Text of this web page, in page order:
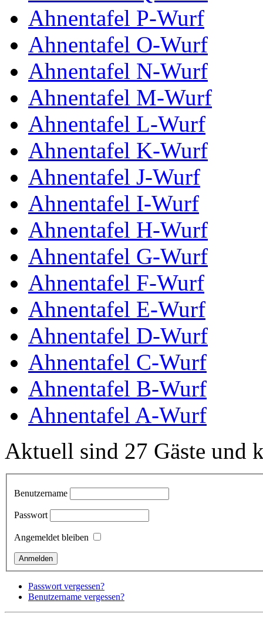
Ahnentafel P-Wurf
Ahnentafel O-Wurf
Ahnentafel N-Wurf
Ahnentafel M-Wurf
Ahnentafel L-Wurf
Ahnentafel K-Wurf
Ahnentafel J-Wurf
Ahnentafel I-Wurf
Ahnentafel H-Wurf
Ahnentafel G-Wurf
Ahnentafel F-Wurf
Ahnentafel E-Wurf
Ahnentafel D-Wurf
Ahnentafel C-Wurf
Ahnentafel B-Wurf
Ahnentafel A-Wurf
Aktuell sind 27 Gäste und
Benutzername
Passwort
Angemeldet bleiben
Passwort vergessen?
Benutzername vergessen?